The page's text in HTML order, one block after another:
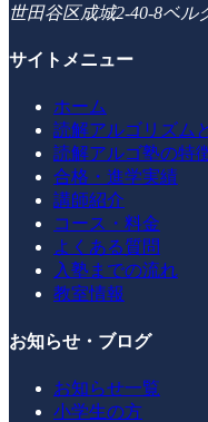
世田谷区成城2-40-8ベル
サイトメニュー
ホーム
読解アルゴリズム
読解アルゴ塾の特
合格・進学実績
講師紹介
コース・料金
よくある質問
入塾までの流れ
教室情報
お知らせ・ブログ
お知らせ一覧
小学生の方